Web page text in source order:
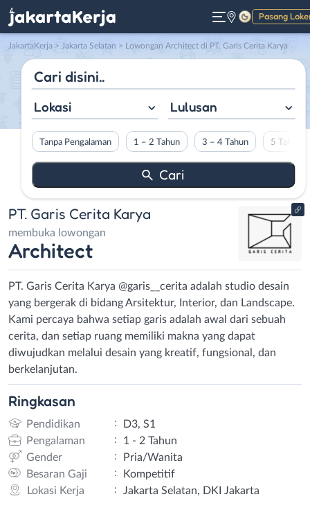
Pasang
Gelap
JakartaKerja > Jakarta Selatan > Lowongan Architect di PT. Garis Cerita Karya
Lokasi Lulusan
Tanpa Pengalaman 1 – 2 Tahun 3 – 4 Tahun 5 Tahun
PT. Garis Cerita Karya
membuka lowongan
Architect
PT. Garis Cerita Karya @garis__cerita adalah studio desain
yang bergerak di bidang Arsitektur, Interior, dan Landscape.
Kami percaya bahwa setiap garis adalah awal dari sebuah
cerita, dan setiap ruang memiliki makna yang dapat
diwujudkan melalui desain yang kreatif, fungsional, dan
berkelanjutan.
Ringkasan
Pendidikan :
D3, S1
Pengalaman
:
1 - 2 Tahun
Gender
:
Pria/Wanita
Besaran Gaji
:
Kompetitif
Lokasi Kerja
: Jakarta Selatan, DKI Jakarta